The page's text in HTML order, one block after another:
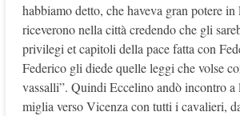
habbiamo detto, che haveva gran potere
riceverono nella città credendo che gli
privilegi et capitoli della pace fatta con
Federico gli diede quelle leggi che volse
vassalli”. Quindi Eccelino andò incontro a
miglia verso Vicenza con tutti i cavalieri,